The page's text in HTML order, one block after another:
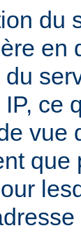
du
en
ce
vue
que